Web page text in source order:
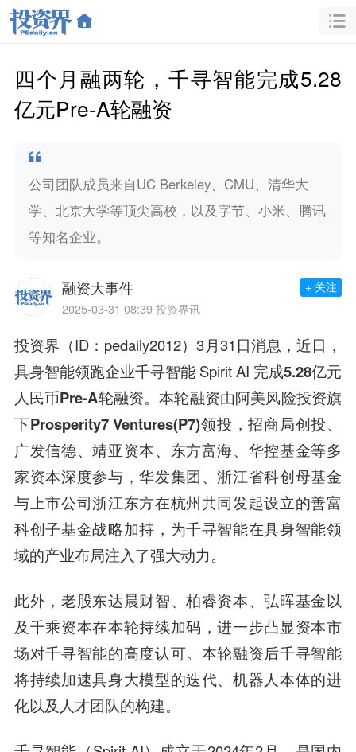
四个月融两轮，千寻智能完成5.28
亿元Pre-A轮融资
公司团队成员来自UC Berkeley、CMU、清华大
学、北京大学等顶尖高校，以及字节、小米、腾讯
等知名企业。
融资大事件
2025-03-31 08:39 投资界讯
+ 关注
投资界（ID：pedaily2012）3月31日消息，近日，
具身智能领跑企业千寻智能 Spirit AI 完成5.28亿元
人民币Pre-A轮融资。本轮融资由阿美风险投资旗
下Prosperity7 Ventures(P7)领投，招商局创投、
广发信德、靖亚资本、东方富海、华控基金等多
家资本深度参与，华发集团、浙江省科创母基金
与上市公司浙江东方在杭州共同发起设立的善富
科创子基金战略加持， 为千寻智能在具身智能领
域的产业布局注入了强大动力。
此外，老股东达晨财智、柏睿资本、弘晖基金以
及千乘资本在本轮持续加码，进一步凸显资本市
场对千寻智能的高度认可。本轮融资后千寻智能
将持续加速具身大模型的迭代、机器人本体的进
化以及人才团队的构建。